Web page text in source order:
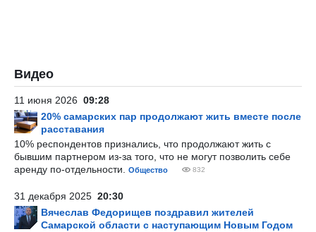
Видео
11 июня 2026 09:28
20% самарских пар продолжают жить вместе после
расставания
10% респондентов признались, что продолжают жить с
бывшим партнером из-за того, что не могут позволить себе
аренду по-отдельности.
Общество 832
31 декабря 2025 20:30
Вячеслав Федорищев поздравил жителей
Самарской области с наступающим Новым Годом